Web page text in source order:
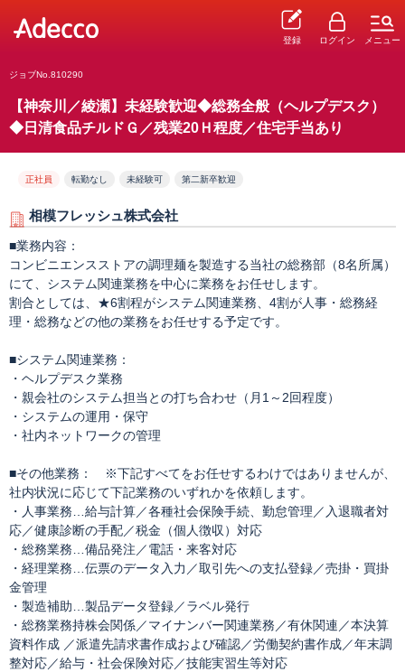
登録 ログイン メニュー
ジョブNo.810290
【神奈川／綾瀬】未経験歓迎◆総務全般（ヘルプデスク）
◆日清食品チルドＧ／残業20Ｈ程度／住宅手当あり
正社員 転勤なし 未経験可 第二新卒歓迎
相模フレッシュ株式会社
■業務内容：
コンビニエンスストアの調理麺を製造する当社の総務部（8名所属）
にて、システム関連業務を中心に業務をお任せします。
割合としては、★6割程がシステム関連業務、4割が人事・総務経
理・総務などの他の業務をお任せする予定です。
■システム関連業務：
・ヘルプデスク業務
・親会社のシステム担当との打ち合わせ（月1～2回程度）
・システムの運用・保守
・社内ネットワークの管理
■その他業務： ※下記すべてをお任せするわけではありませんが、
社内状況に応じて下記業務のいずれかを依頼します。
・人事業務…給与計算／各種社会保険手続、勤怠管理／入退職者対
応／健康診断の手配／税金（個人徴収）対応
・総務業務…備品発注／電話・来客対応
・経理業務…伝票のデータ入力／取引先への支払登録／売掛・買掛
金管理
・製造補助…製品データ登録／ラベル発行
・総務業務持株会関係／マイナンバー関連業務／有休関連／本決算
資料作成 ／派遣先請求書作成および確認／労働契約書作成／年末調
整対応／給与・社会保険対応／技能実習生等対応